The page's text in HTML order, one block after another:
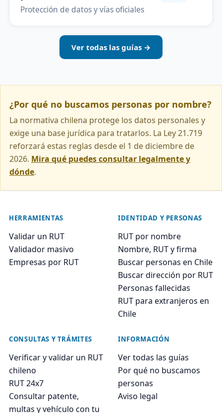
Protección de datos y vías oficiales
Ver todas las guías →
¿Por qué no buscamos personas por nombre?
La normativa chilena protege los datos personales y
exige una base jurídica para tratarlos. La Ley 21.719
reforzará estas reglas desde el 1 de diciembre de
2026. Mira qué puedes consultar legalmente y
dónde.
HERRAMIENTAS
Validar un RUT
Validador masivo
Empresas por RUT
IDENTIDAD Y PERSONAS
RUT por nombre
Nombre, RUT y firma
Buscar personas en Chile
Buscar dirección por RUT
Personas fallecidas
RUT para extranjeros en
Chile
CONSULTAS Y TRÁMITES
Verificar y validar un RUT
chileno
RUT 24x7
Consultar patente,
multas y vehículo con tu
INFORMACIÓN
Ver todas las guías
Por qué no buscamos
personas
Aviso legal